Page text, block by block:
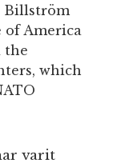
Billström
of America
the
which
varit